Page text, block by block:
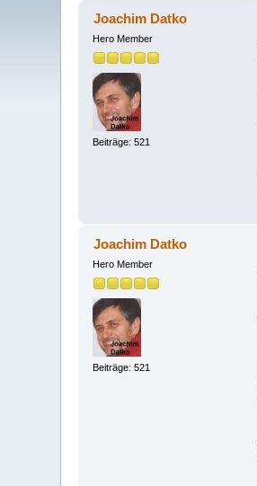
Joachim Datko
Hero Member
Beiträge: 521
Joachim Datko
Hero Member
Beiträge: 521